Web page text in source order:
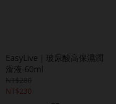
EasyLive｜玻尿酸高保濕潤
滑液-60ml
NT$230